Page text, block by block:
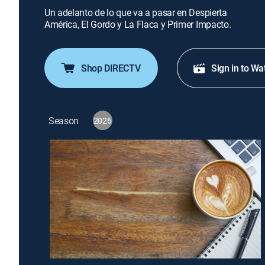
Un adelanto de lo que va a pasar en Despierta
América, El Gordo y La Flaca y Primer Impacto.
Shop DIRECTV Sign in to
Season 2026